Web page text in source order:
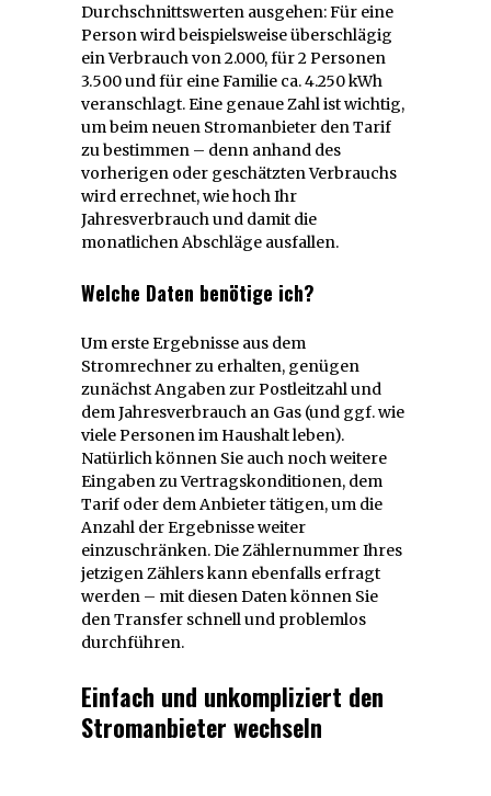
Durchschnittswerten ausgehen: Für eine
Person wird beispielsweise überschlägig
ein Verbrauch von 2.000, für 2 Personen
3.500 und für eine Familie ca. 4.250 kWh
veranschlagt. Eine genaue Zahl ist wichtig,
um beim neuen Stromanbieter den Tarif
zu bestimmen – denn anhand des
vorherigen oder geschätzten Verbrauchs
wird errechnet, wie hoch Ihr
Jahresverbrauch und damit die
monatlichen Abschläge ausfallen.
Welche Daten benötige ich?
Um erste Ergebnisse aus dem
Stromrechner zu erhalten, genügen
zunächst Angaben zur Postleitzahl und
dem Jahresverbrauch an Gas (und ggf. wie
viele Personen im Haushalt leben).
Natürlich können Sie auch noch weitere
Eingaben zu Vertragskonditionen, dem
Tarif oder dem Anbieter tätigen, um die
Anzahl der Ergebnisse weiter
einzuschränken. Die Zählernummer Ihres
jetzigen Zählers kann ebenfalls erfragt
werden – mit diesen Daten können Sie
den Transfer schnell und problemlos
durchführen.
Einfach und unkompliziert den
Stromanbieter wechseln